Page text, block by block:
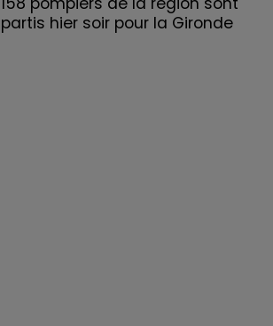
partis hier soir pour la Gironde